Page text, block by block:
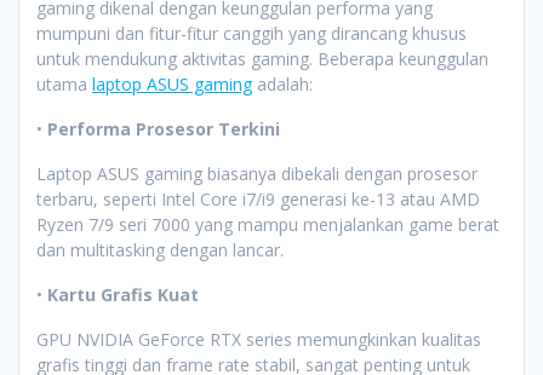
gaming dikenal dengan keunggulan performa yang
mumpuni dan fitur-fitur canggih yang dirancang khusus
untuk mendukung aktivitas gaming. Beberapa keunggulan
utama laptop ASUS gamingadalah:
• Performa Prosesor Terkini
Laptop ASUS gaming biasanya dibekali dengan prosesor
terbaru, seperti Intel Core i7/i9 generasi ke-13 atau AMD
Ryzen 7/9 seri 7000 yang mampu menjalankan game berat
dan multitasking dengan lancar.
• Kartu Grafis Kuat
GPU NVIDIA GeForce RTX series memungkinkan kualitas
grafis tinggi dan frame rate stabil, sangat penting untuk